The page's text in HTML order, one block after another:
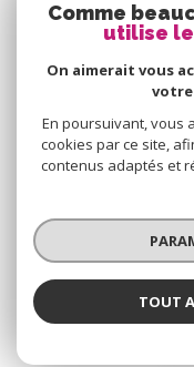
©
Nos honoraires
Comme
utilise
On aimerait vous
En poursuivant, vous
cookies par ce site,
contenus adaptés et
TOUT